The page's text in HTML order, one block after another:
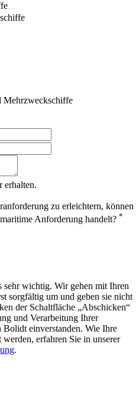
Mehrzweckschiffe
erhalten.
zu erleichtern, können
Anforderung handelt? *
wichtig. Wir gehen mit Ihren
sorgfältig um und geben sie nicht
der Schaltfläche „Abschicken“
und Verarbeitung Ihrer
Bolidt einverstanden. Wie Ihre
erfahren Sie in unserer
.